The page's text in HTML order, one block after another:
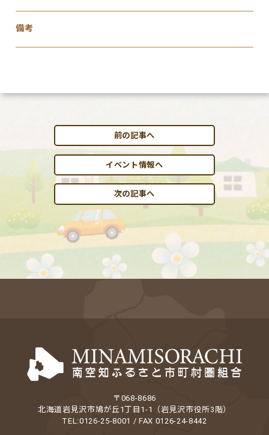
備考
前の記事へ
イベント情報へ
次の記事へ
〒068-8686
北海道岩見沢市鳩が丘1丁目1-1（岩見沢市役所3階）
TEL:0126-25-8001 / FAX 0126-24-8442